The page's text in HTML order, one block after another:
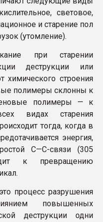
световое,
и старение пол
(утомление).
при старении
деструкции или
химического строения
полимеры склонны к
полимеры — к
видах старения
тогда, когда в
энергия,
С—С-связи (305
к превращению
процесс разрушения
повышенных
деструкции одни